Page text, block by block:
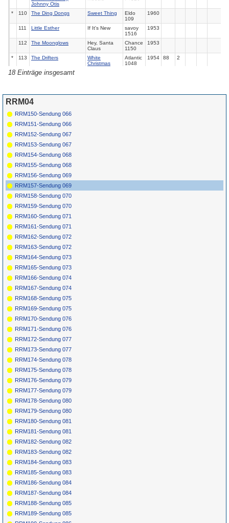
Johnny Otis
* 110 The Ding Dongs Sweet Thing
Eldo
109
1960
111 Little Esther If It's New
savoy
1516
1953
112 The Moonglows
Hey, Santa
Claus
Chance
1150
1953
* 113 The Drifters
White
Christmas
Atlantic
1048
1954 88 2
114 The Holly Twins
* 117 Larry Donn
* 118
Bill Sherrell & The Dell
Tones
18 Einträge insgesamt
RRM04
RRM150-Sendung 066
RRM151-Sendung 066
RRM152-Sendung 067
RRM153-Sendung 067
RRM154-Sendung 068
RRM155-Sendung 068
RRM156-Sendung 069
RRM157-Sendung 069
RRM158-Sendung 070
RRM159-Sendung 070
RRM160-Sendung 071
RRM161-Sendung 071
RRM162-Sendung 072
RRM163-Sendung 072
RRM164-Sendung 073
RRM165-Sendung 073
RRM166-Sendung 074
RRM167-Sendung 074
RRM168-Sendung 075
RRM169-Sendung 075
RRM170-Sendung 076
RRM171-Sendung 076
RRM172-Sendung 077
RRM173-Sendung 077
RRM174-Sendung 078
RRM175-Sendung 078
RRM176-Sendung 079
RRM177-Sendung 079
RRM178-Sendung 080
RRM179-Sendung 080
RRM180-Sendung 081
RRM181-Sendung 081
RRM182-Sendung 082
RRM183-Sendung 082
RRM184-Sendung 083
RRM185-Sendung 083
RRM186-Sendung 084
RRM187-Sendung 084
RRM188-Sendung 085
RRM189-Sendung 085